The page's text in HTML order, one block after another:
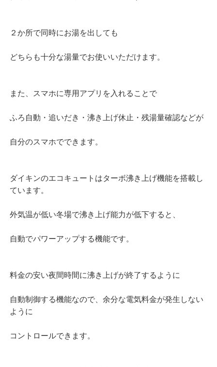
２か所で同時にお湯を出しても
どちらも十分な湯量でお使いいただけます。
また、スマホに専用アプリを入れることで
ふろ自動・追いだき・沸き上げ休止・残湯量確認などが
自分のスマホでできます。
ダイキンのエコキュートはターボ沸き上げ機能を搭載し
ています。
外気温が低い冬場で沸き上げ能力が低下すると、
自動でパワーアップする機能です。
料金の安い夜間時間に沸き上げが終了するように
自動制御する機能なので、余分な電気料金が発生しない
ように
コントロールできます。